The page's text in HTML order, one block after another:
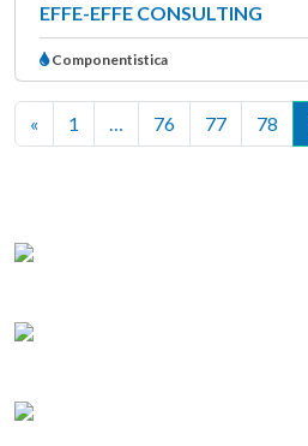
EFFE-EFFE CONSULTING
Componentistica
« 1 … 76 77 78